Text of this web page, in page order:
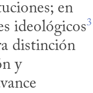
en
ideológicos3
distinción
y